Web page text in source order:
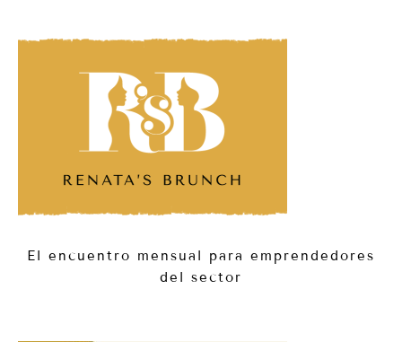
El encuentro mensual para emprendedores
del sector